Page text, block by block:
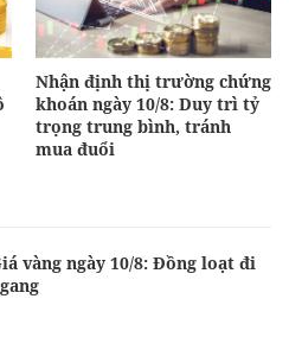
Nhận định thị trường chứng
khoán ngày 10/8: Duy trì tỷ
trọng trung bình, tránh
mua đuổi
vàng ngày 10/8: Đồng loạt đi